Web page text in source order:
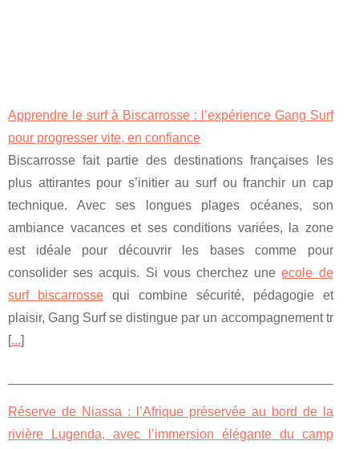
Apprendre le surf à Biscarrosse : l’expérience Gang Surf
pour progresser vite, en confiance
Biscarrosse fait partie des destinations françaises les
plus attirantes pour s’initier au surf ou franchir un cap
technique. Avec ses longues plages océanes, son
ambiance vacances et ses conditions variées, la zone
est idéale pour découvrir les bases comme pour
consolider ses acquis. Si vous cherchez uneecole de
surf biscarrossequi combine sécurité, pédagogie et
plaisir, Gang Surf se distingue par un accompagnement tr
[...]
Réserve de Niassa : l’Afrique préservée au bord de la
rivière Lugenda, avec l’immersion élégante du camp